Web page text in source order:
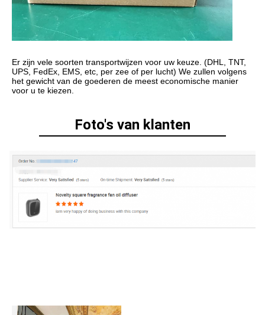
Er zijn vele soorten transportwijzen voor uw keuze. (DHL, TNT,
UPS, FedEx, EMS, etc, per zee of per lucht) We zullen volgens
het gewicht van de goederen de meest economische manier
voor u te kiezen.
Foto's van klanten